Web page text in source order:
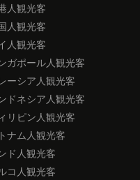
人観光客
人観光客
人観光客
ガポール人観光客
ーシア人観光客
ドネシア人観光客
リピン人観光客
ナム人観光客
ド人観光客
コ人観光客